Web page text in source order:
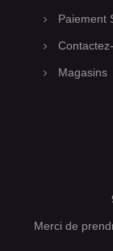
Paiement
Magasins
Merci de